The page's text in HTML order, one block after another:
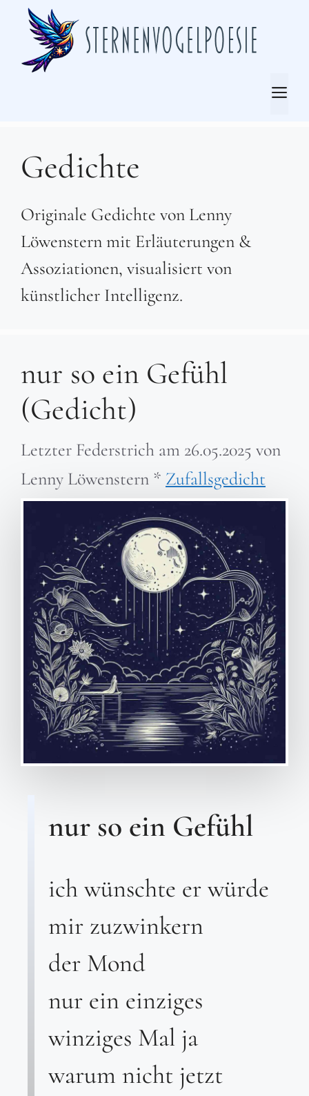
Zum
Inhalt
springen
Gedichte
Originale Gedichte von Lenny
Löwenstern mit Erläuterungen &
Assoziationen, visualisiert von
künstlicher Intelligenz.
nur so ein Gefühl
(Gedicht)
Letzter Federstrich am 26.05.2025 von
Lenny Löwenstern * Zufallsgedicht
nur so ein Gefühl
ich wünschte er würde
mir zuzwinkern
der Mond
nur ein einziges
winziges Mal ja
warum nicht jetzt